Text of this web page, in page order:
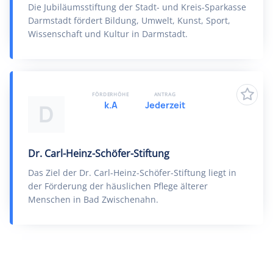
Die Jubiläumsstiftung der Stadt- und Kreis-Sparkasse
Darmstadt fördert Bildung, Umwelt, Kunst, Sport,
Wissenschaft und Kultur in Darmstadt.
D
Dr. Carl-Heinz-Schöfer-Stiftung
Das Ziel der Dr. Carl-Heinz-Schöfer-Stiftung liegt in
der Förderung der häuslichen Pflege älterer
Menschen in Bad Zwischenahn.
FÖRDERHÖHE
k.A
ANTRAG
Jederzeit